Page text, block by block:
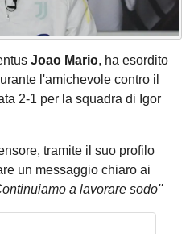
Joao Mario, ha esordito
l'amichevole contro il
2-1 per la squadra di Igor
tramite il suo profilo
un messaggio chiaro ai
a lavorare sodo''